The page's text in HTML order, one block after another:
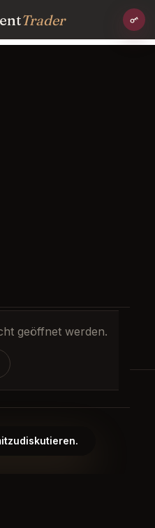
Trader
geöffnet werden.